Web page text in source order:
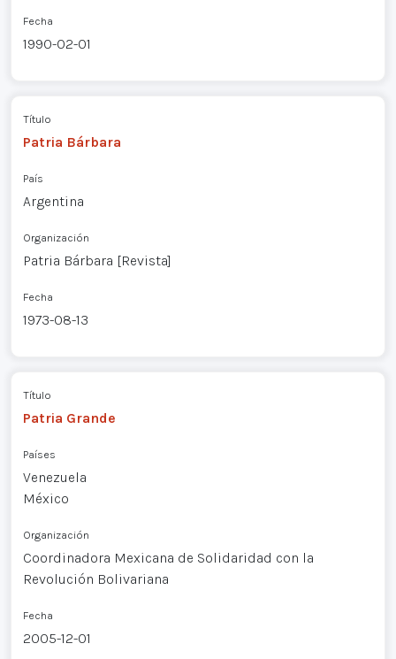
Fecha
1990-02-01
Título
Patria Bárbara
País
Argentina
Organización
Patria Bárbara [Revista]
Fecha
1973-08-13
Título
Patria Grande
Países
Venezuela
México
Organización
Coordinadora Mexicana de Solidaridad con la
Revolución Bolivariana
Fecha
2005-12-01